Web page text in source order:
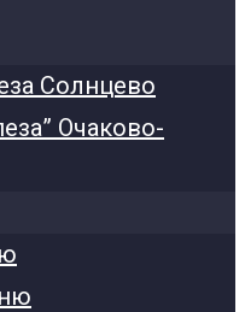
Солнцево
Очаково-